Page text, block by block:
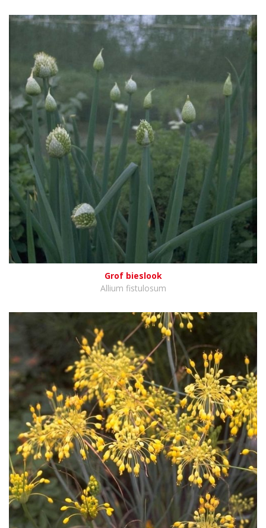
Grof bieslook
Allium fistulosum